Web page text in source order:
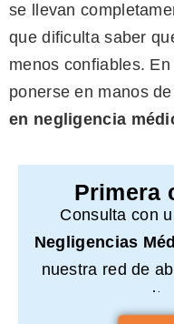
se llevan
que dificulta saber
menos confiables.
ponerse en manos
en negligencia
Primera
Consulta con
Negligencias
nuestra red de